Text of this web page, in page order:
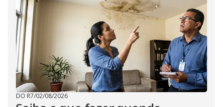
DO R7/02/08/2026